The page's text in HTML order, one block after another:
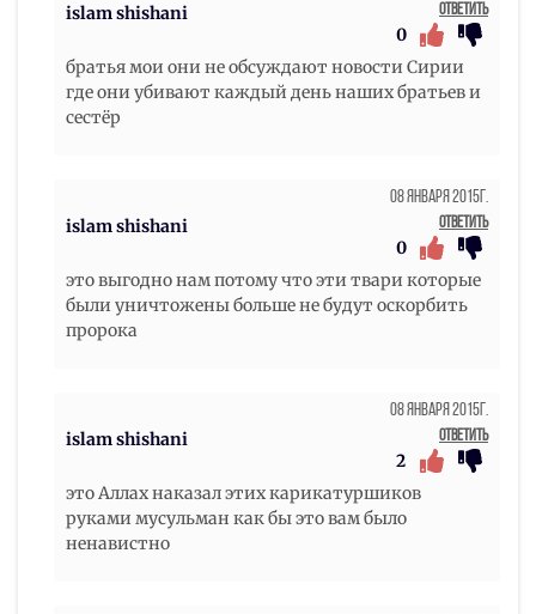
islam shishani
Ответить
0
братья мои они не обсуждают новости Сирии
где они убивают каждый день наших братьев и
сестёр
islam shishani
08 Января 2015г.
Ответить
0
это выгодно нам потому что эти твари которые
были уничтожены больше не будут оскорбить
пророка
islam shishani
08 Января 2015г.
Ответить
2
это Аллах наказал этих карикатуршиков
руками мусульман как бы это вам было
ненавистно